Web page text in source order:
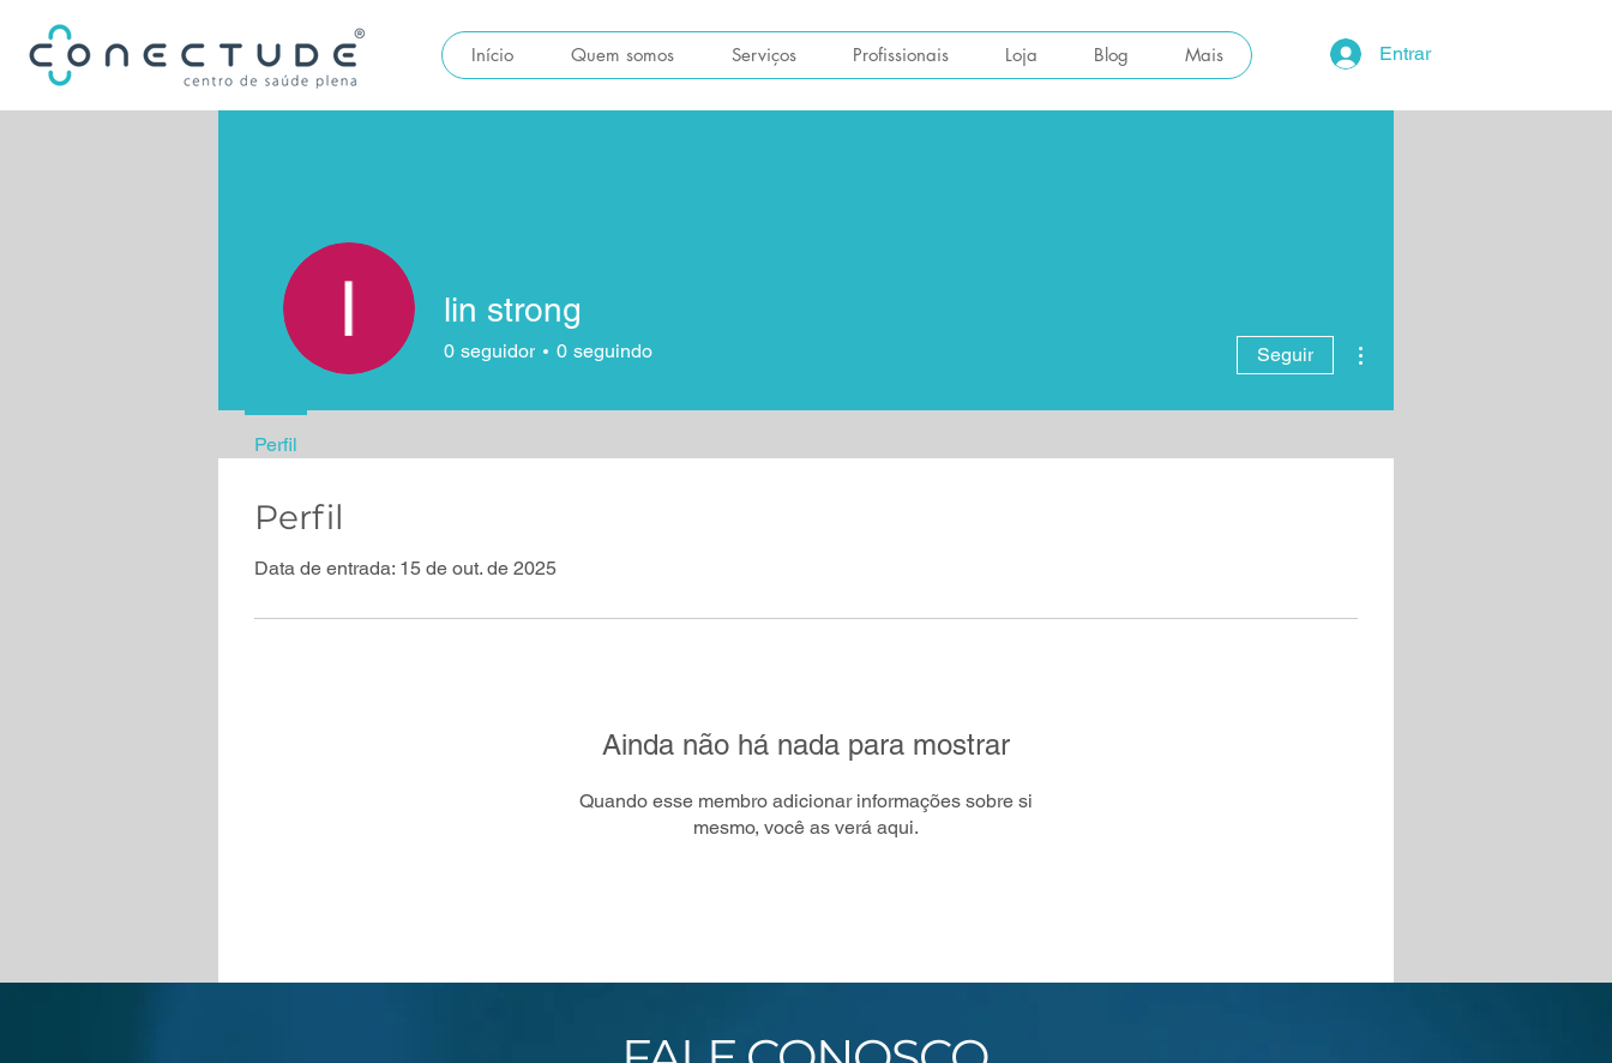
Início Quem somos Serviços Profissionais Loja Blog Mais Entrar
Perfil
Data de entrada: 15 de out. de 2025
Ainda não há nada para mostrar
Quando esse membro adicionar informações sobre si
mesmo, você as verá aqui.
lin strong
0 seguidor 0 seguindo Seguir
Perfil